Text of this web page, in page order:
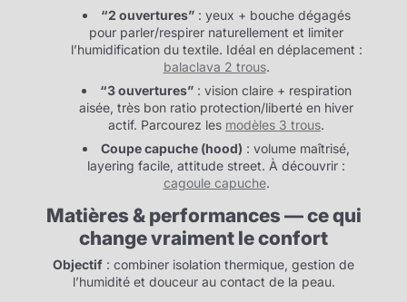
“2 ouvertures”: yeux + bouche dégagés
pour parler/respirer naturellement et limiter
l’humidification du textile. Idéal en déplacement :
balaclava 2 trous.
“3 ouvertures”: vision claire + respiration
aisée, très bon ratio protection/liberté en hiver
actif. Parcourez les modèles 3 trous.
Coupe capuche (hood) : volume maîtrisé,
layering facile, attitude street. À découvrir :
cagoule capuche.
Matières & performances — ce qui
change vraiment le confort
Objectif : combiner isolation thermique, gestion de
l’humidité et douceur au contact de la peau.